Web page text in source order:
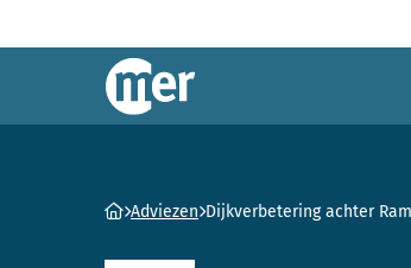
Commissie mer
Ga naar homepage
Adviezen Dijkverbetering achter